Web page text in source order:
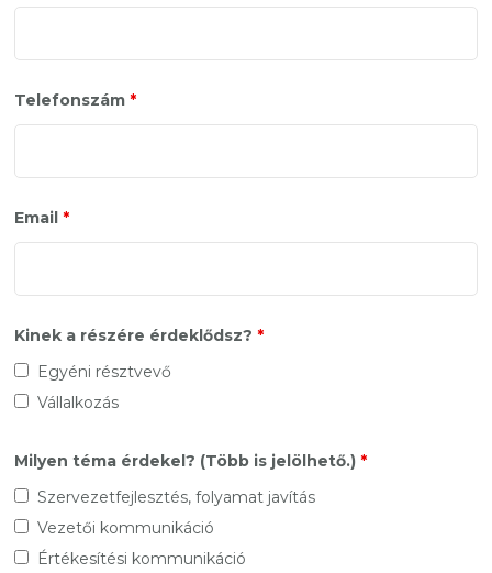
Telefonszám *
Email *
Kinek a részére érdeklődsz? *
Egyéni résztvevő
Vállalkozás
Milyen téma érdekel? (Több is jelölhető.) *
Szervezetfejlesztés, folyamat javítás
Vezetői kommunikáció
Értékesítési kommunikáció